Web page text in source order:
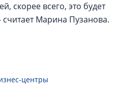
скорее всего, это будет
считает Марина Пузанова.
центры